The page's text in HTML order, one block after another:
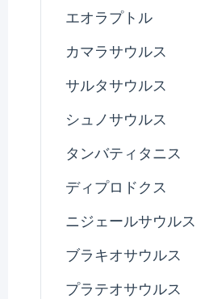
エオラプトル
カマラサウルス
サルタサウルス
シュノサウルス
タンバティタニス
ディプロドクス
ニジェールサウルス
ブラキオサウルス
プラテオサウルス